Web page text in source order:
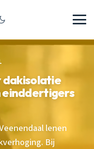
dakisolatie
einddertigers
lenen
Bij